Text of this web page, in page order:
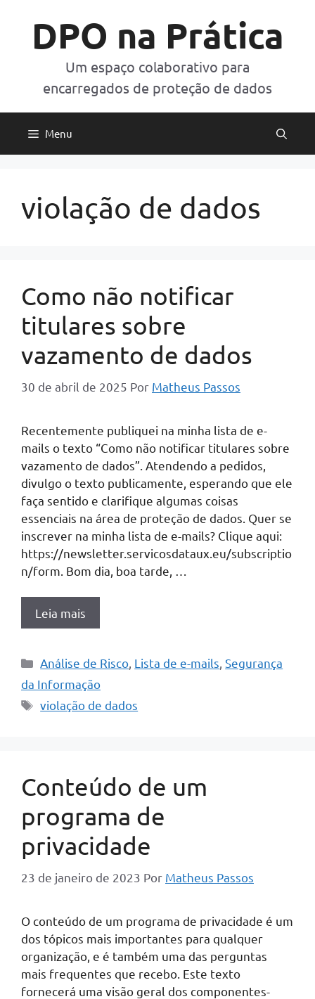
DPO na Prática
Um espaço colaborativo para
encarregados de proteção de dados
Menu
violação de dados
Como não notificar
titulares sobre
vazamento de dados
30 de abril de 2025 Por Matheus Passos
Recentemente publiquei na minha lista de e-
mails o texto “Como não notificar titulares sobre
vazamento de dados”. Atendendo a pedidos,
divulgo o texto publicamente, esperando que ele
faça sentido e clarifique algumas coisas
essenciais na área de proteção de dados. Quer se
inscrever na minha lista de e-mails? Clique aqui:
https://newsletter.servicosdataux.eu/subscriptio
n/form. Bom dia, boa tarde, …
Leia mais
Categorias
Análise de Risco Lista de e-mails ,Segurança
da Informação
Tags
violação de dados
Conteúdo de um
programa de
privacidade
23 de janeiro de 2023 Por Matheus Passos
O conteúdo de um programa de privacidade é um
dos tópicos mais importantes para qualquer
organização, e é também uma das perguntas
mais frequentes que recebo. Este texto
fornecerá uma visão geral dos componentes-